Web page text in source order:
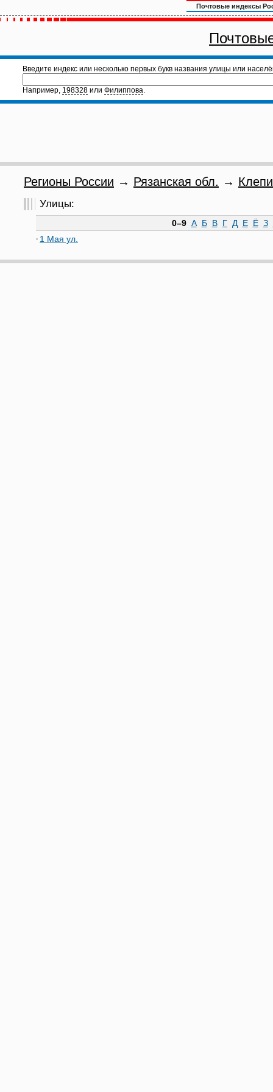
Почтовые индексы
Введите индекс или несколько первых букв названия улицы или
Например, 198328 или Филиппова.
Регионы России → Рязанская обл. →
Улицы:
0–9 А Б В Г Д Е Ё З
1 Мая ул.